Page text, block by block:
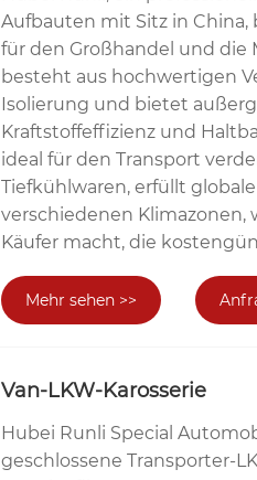
Aufbauten mit Sitz in China,
für den Großhandel und die
besteht aus hochwertigen
Isolierung und bietet
Kraftstoffeffizienz und
ideal für den Transport
Tiefkühlwaren, erfüllt
verschiedenen Klimazonen,
Käufer macht, die
Mehr sehen >>
Van-LKW-Karosserie
Hubei Runli Special
geschlossene Transporter-